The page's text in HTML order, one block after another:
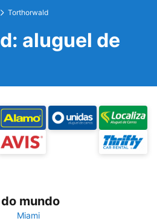
Torthorwald
aluguel de
mundo
Miami